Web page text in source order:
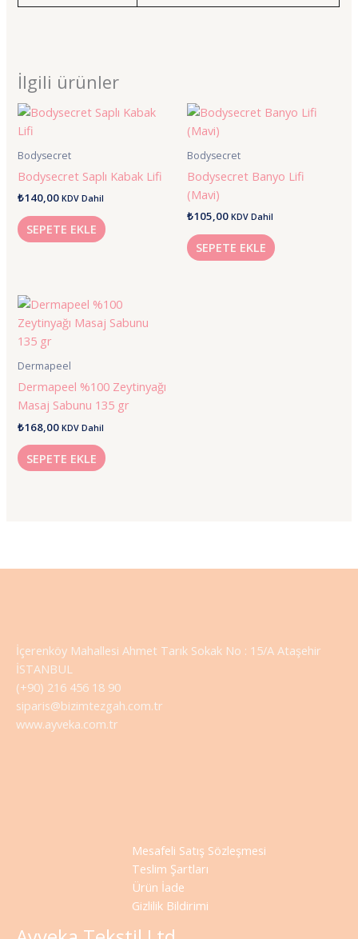
İlgili ürünler
Bodysecret
Bodysecret Saplı Kabak Lifi
₺140,00 KDV Dahil
SEPETE EKLE
Bodysecret
Bodysecret Banyo Lifi
(Mavi)
₺105,00 KDV Dahil
SEPETE EKLE
Dermapeel
Dermapeel %100 Zeytinyağı
Masaj Sabunu 135 gr
₺168,00 KDV Dahil
SEPETE EKLE
İçerenköy Mahallesi Ahmet Tarık Sokak No : 15/A Ataşehir
İSTANBUL
(+90) 216 456 18 90
siparis@bizimtezgah.com.tr
www.ayveka.com.tr
Mesafeli Satış Sözleşmesi
Teslim Şartları
Ürün İade
Gizlilik Bildirimi